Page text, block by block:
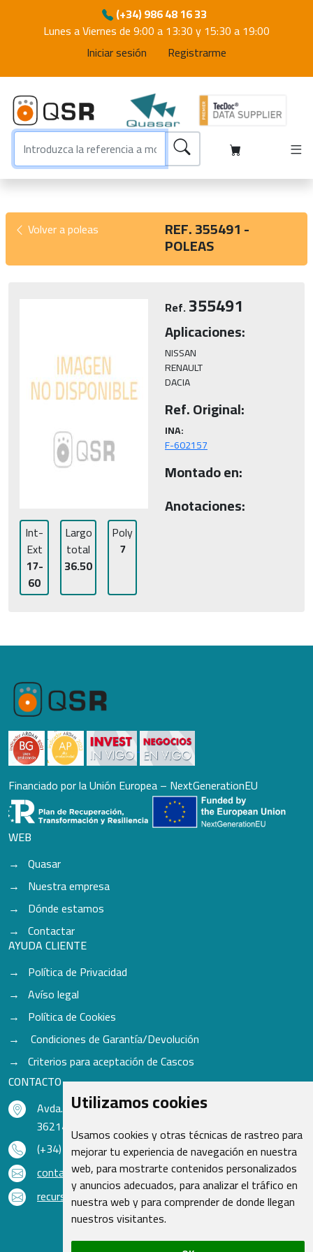
Utilizamos cookies
Usamos cookies y otras técnicas de rastreo para
mejorar tu experiencia de navegación en nuestra
web, para mostrarte contenidos personalizados
y anuncios adecuados, para analizar el tráfico en
nuestra web y para comprender de donde llegan
nuestros visitantes.
(+34) 986 48 16 33
Lunes a Viernes de 9:00 a 13:30 y 15:30 a 19:00
Iniciar sesión
Registrarme
Volver a poleas REF. 355491 -
POLEAS
Int-
Ext
17-
60
Largo
total
36.50
Poly
7
Ref.355491
Aplicaciones:
NISSAN
RENAULT
DACIA
Ref. Original:
INA:
F-602157
Montado en:
Anotaciones:
Financiado por la Unión Europea – NextGenerationEU
WEB
Quasar
Nuestra empresa
Dónde estamos
Contactar
AYUDA CLIENTE
Política de Privacidad
Avíso legal
Política de Cookies
Condiciones de Garantía/Devolución
Criterios para aceptación de Cascos
CONTACTO
Avda. do Freixo - Sardoma, 13
36214 Vigo - Pontevedra - España
(+34) 986 48 16 33
contacto@qsr.es
recursoshumanos@qsr.es